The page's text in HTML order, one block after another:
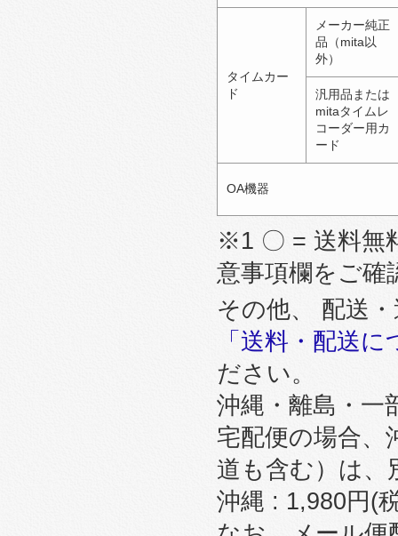
タイムカー
ド
メーカー純正
品（mita以
外）
汎用品または
mitaタイムレ
コーダー用カ
ード
OA機器
※1 〇 = 送料無
意事項欄をご確
その他、 配送
「送料・配送
ださい。
沖縄・離島・一
宅配便の場合、
道も含む）は、
沖縄 : 1,980円(